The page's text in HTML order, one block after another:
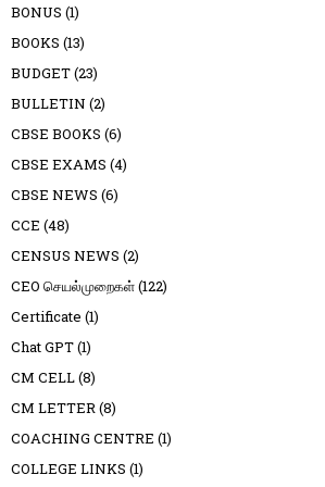
BONUS (1)
BOOKS (13)
BUDGET(23)
BULLETIN (2)
CBSE BOOKS (6)
CBSE EXAMS (4)
CBSE NEWS (6)
CCE (48)
CENSUS NEWS (2)
CEO செயல்முறைகள்(122)
Certificate (1)
Chat GPT(1)
CM CELL(8)
CM LETTER(8)
COACHING CENTRE (1)
COLLEGE LINKS (1)